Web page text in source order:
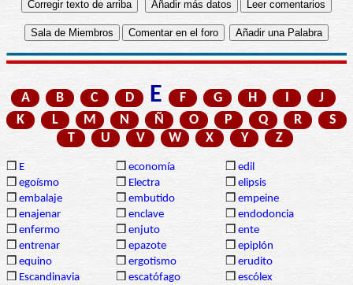
A B C D E F G H I
J
K
L M N Ñ O P Q R
S
T
U V W X Y Z
❒ E ❒ economía ❒ edil
❒ egoísmo ❒ Electra ❒ elipsis
❒ embalaje ❒ embutido ❒ empeine
❒ enajenar ❒ enclave ❒ endodoncia
❒ enfermo ❒ enjuto ❒ ente
❒ entrenar ❒ epazote ❒ epiplón
❒ equino ❒ ergotismo ❒ erudito
❒ Escandinavia ❒ escatófago ❒ escólex